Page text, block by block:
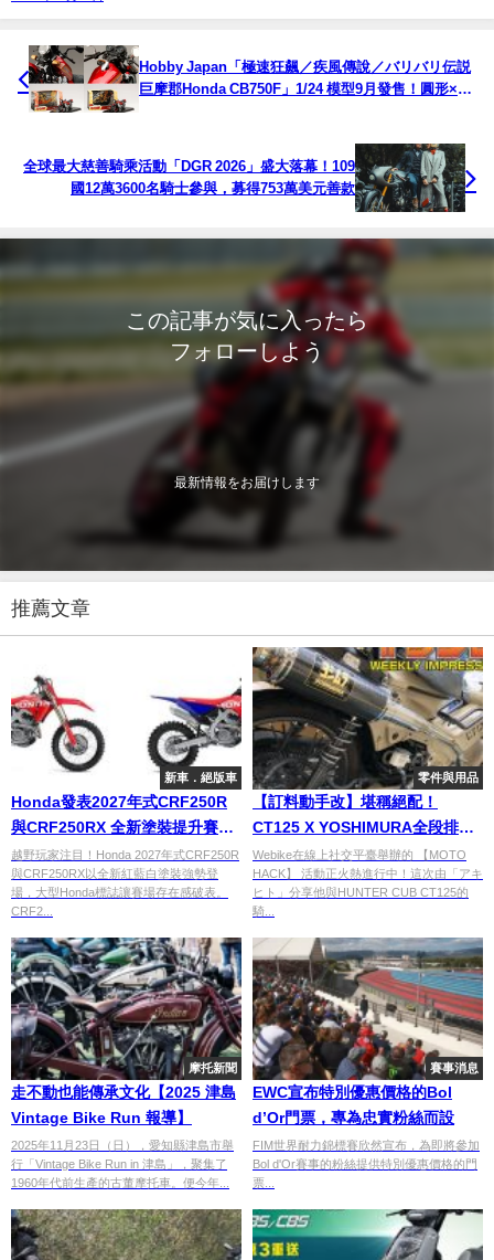
Hobby Japan「極速狂飆／疾風傳說／バリバリ伝説
巨摩郡Honda CB750F」1/24 模型9月發售！圓形×方
全球最大慈善騎乘活動「DGR 2026」盛大落幕！109
國12萬3600名騎士參與，募得753萬美元善款
この記事が気に入ったら
フォローしよう
最新情報をお届けします
推薦文章
新車．絕版車
Honda發表2027年式CRF250R
與CRF250RX 全新塗裝提升賽事
存在感，日本9月4日限量發售！
越野玩家注目！Honda 2027年式CRF250R
與CRF250RX以全新紅藍白塗裝強勢登
場，大型Honda標誌讓賽場存在感破表。
CRF2...
零件與用品
【訂料動手改】堪稱絕配！
CT125 X YOSHIMURA全段排氣
管
Webike在線上社交平臺舉辦的 【MOTO
HACK】 活動正火熱進行中！這次由「アキ
ヒト」分享他與HUNTER CUB CT125的
騎...
摩托新聞
走不動也能傳承文化【2025 津島
Vintage Bike Run 報導】
2025年11月23日（日），愛知縣津島市舉
行「Vintage Bike Run in 津島」，聚集了
1960年代前生產的古董摩托車。便今年...
賽事消息
EWC宣布特別優惠價格的Bol
d’Or門票，專為忠實粉絲而設
FIM世界耐力錦標賽欣然宣布，為即將參加
Bol d'Or賽事的粉絲提供特別優惠價格的門
票...